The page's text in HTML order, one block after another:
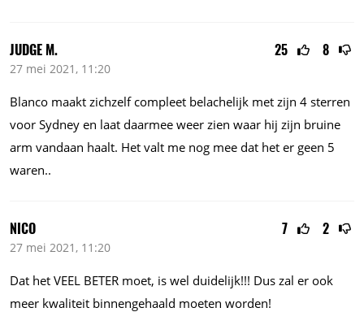
25 8
JUDGE M.
27 mei 2021, 11:20
Blanco maakt zichzelf compleet belachelijk met zijn 4 sterren
voor Sydney en laat daarmee weer zien waar hij zijn bruine
arm vandaan haalt. Het valt me nog mee dat het er geen 5
waren..
7 2
NICO
27 mei 2021, 11:20
Dat het VEEL BETER moet, is wel duidelijk!!! Dus zal er ook
meer kwaliteit binnengehaald moeten worden!